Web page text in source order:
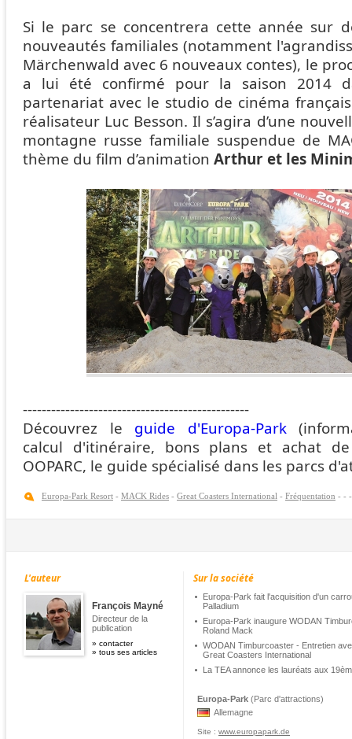
Si le parc se concentrera cette année sur
nouveautés familiales (notamment
Märchenwald avec 6 nouveaux contes), le
a lui été confirmé pour la saison 2014
partenariat avec le studio de cinéma
réalisateur Luc Besson. Il s’agira d’une
montagne russe familiale suspendue de
thème du film d’animation Arthur et les
------------------------------------------------
Découvrez le guide d'Europa-Park
calcul d'itinéraire, bons plans et achat
OOPARC, le guide spécialisé dans les parcs
Europa-Park Resort - MACK Rides - Great Coasters International - Fréquentation - -
L'auteur
François Mayné
Directeur de la
publication
» contacter
» tous ses articles
Sur la société
Europa-Park fait l'acquisition d'un
Palladium
Europa-Park inaugure WODAN
Roland Mack
WODAN Timburcoaster - Entretien
Great Coasters International
La TEA annonce les lauréats aux
Europa-Park (Parc d'attractions)
Allemagne
Site : www.europapark.de